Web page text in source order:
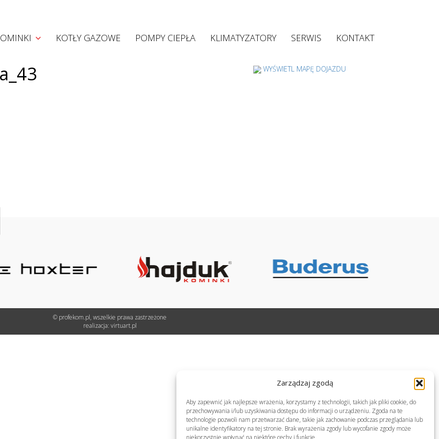
Zarządzaj zgodą
Aby zapewnić jak najlepsze wrażenia, korzystamy z technologii, takich jak pliki cookie, do
przechowywania i/lub uzyskiwania dostępu do informacji o urządzeniu. Zgoda na te
technologie pozwoli nam przetwarzać dane, takie jak zachowanie podczas przeglądania lub
unikalne identyfikatory na tej stronie. Brak wyrażenia zgody lub wycofanie zgody może
niekorzystnie wpłynąć na niektóre cechy i funkcje.
KOTŁY GAZOWE POMPY CIEPŁA KLIMATYZATORY SERWIS KONTAKT
WYŚWIETL MAPĘ DOJAZDU
© profekom.pl, wszelkie prawa zastrzeżone
realizacja: virtuart.pl
Kominki akumulacyjne
Kominki z płaszczem wodnym